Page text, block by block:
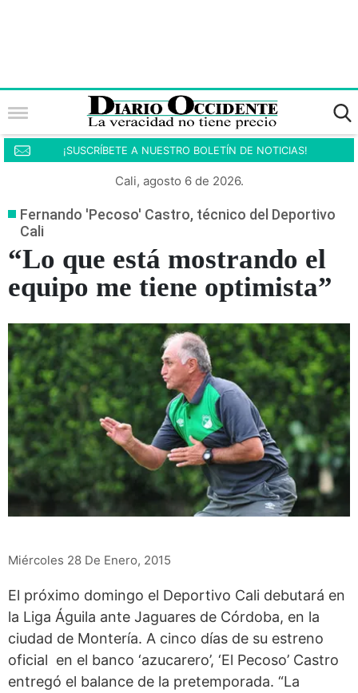
¡SUSCRÍBETE A NUESTRO BOLETÍN DE NOTICIAS!
Cali, agosto 6 de 2026.
Fernando 'Pecoso' Castro, técnico del Deportivo
Cali
“Lo que está mostrando el
equipo me tiene optimista”
Miércoles 28 De Enero, 2015
El próximo domingo el Deportivo Cali debutará en
la Liga Águila ante Jaguares de Córdoba, en la
ciudad de Montería. A cinco días de su estreno
oficial en el banco ‘azucarero’, ‘El Pecoso’ Castro
entregó el balance de la pretemporada. “La